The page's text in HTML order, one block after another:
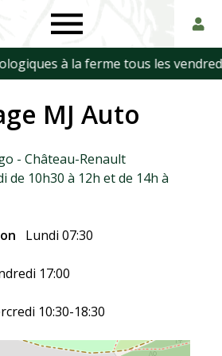
MJ Auto
- Château-Renault
de 10h30 à 12h et de 14h à
Lundi 07:30
17:00
10:30-18:30